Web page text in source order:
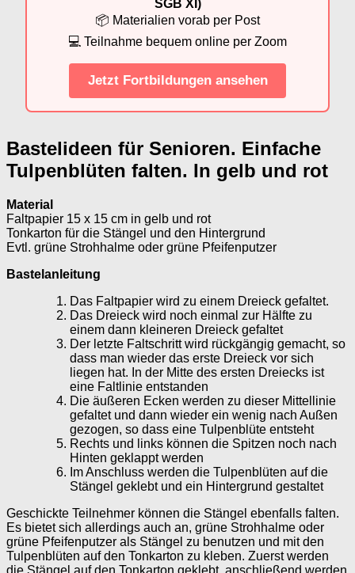
SGB XI)
📦 Materialien vorab per Post
💻 Teilnahme bequem online per Zoom
Jetzt Fortbildungen ansehen
Bastelideen für Senioren. Einfache
Tulpenblüten falten. In gelb und rot
Material
Faltpapier 15 x 15 cm in gelb und rot
Tonkarton für die Stängel und den Hintergrund
Evtl. grüne Strohhalme oder grüne Pfeifenputzer
Bastelanleitung
Das Faltpapier wird zu einem Dreieck gefaltet.
Das Dreieck wird noch einmal zur Hälfte zu
einem dann kleineren Dreieck gefaltet
Der letzte Faltschritt wird rückgängig gemacht, so
dass man wieder das erste Dreieck vor sich
liegen hat. In der Mitte des ersten Dreiecks ist
eine Faltlinie entstanden
Die äußeren Ecken werden zu dieser Mittellinie
gefaltet und dann wieder ein wenig nach Außen
gezogen, so dass eine Tulpenblüte entsteht
Rechts und links können die Spitzen noch nach
Hinten geklappt werden
Im Anschluss werden die Tulpenblüten auf die
Stängel geklebt und ein Hintergrund gestaltet
Geschickte Teilnehmer können die Stängel ebenfalls falten.
Es bietet sich allerdings auch an, grüne Strohhalme oder
grüne Pfeifenputzer als Stängel zu benutzen und mit den
Tulpenblüten auf den Tonkarton zu kleben. Zuerst werden
die Stängel auf den Tonkarton geklebt, anschließend werden